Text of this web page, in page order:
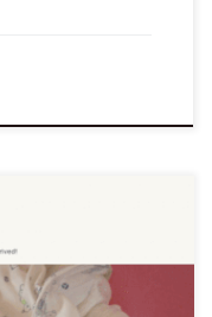
Kind in der neuen
Centre
gratulieren den